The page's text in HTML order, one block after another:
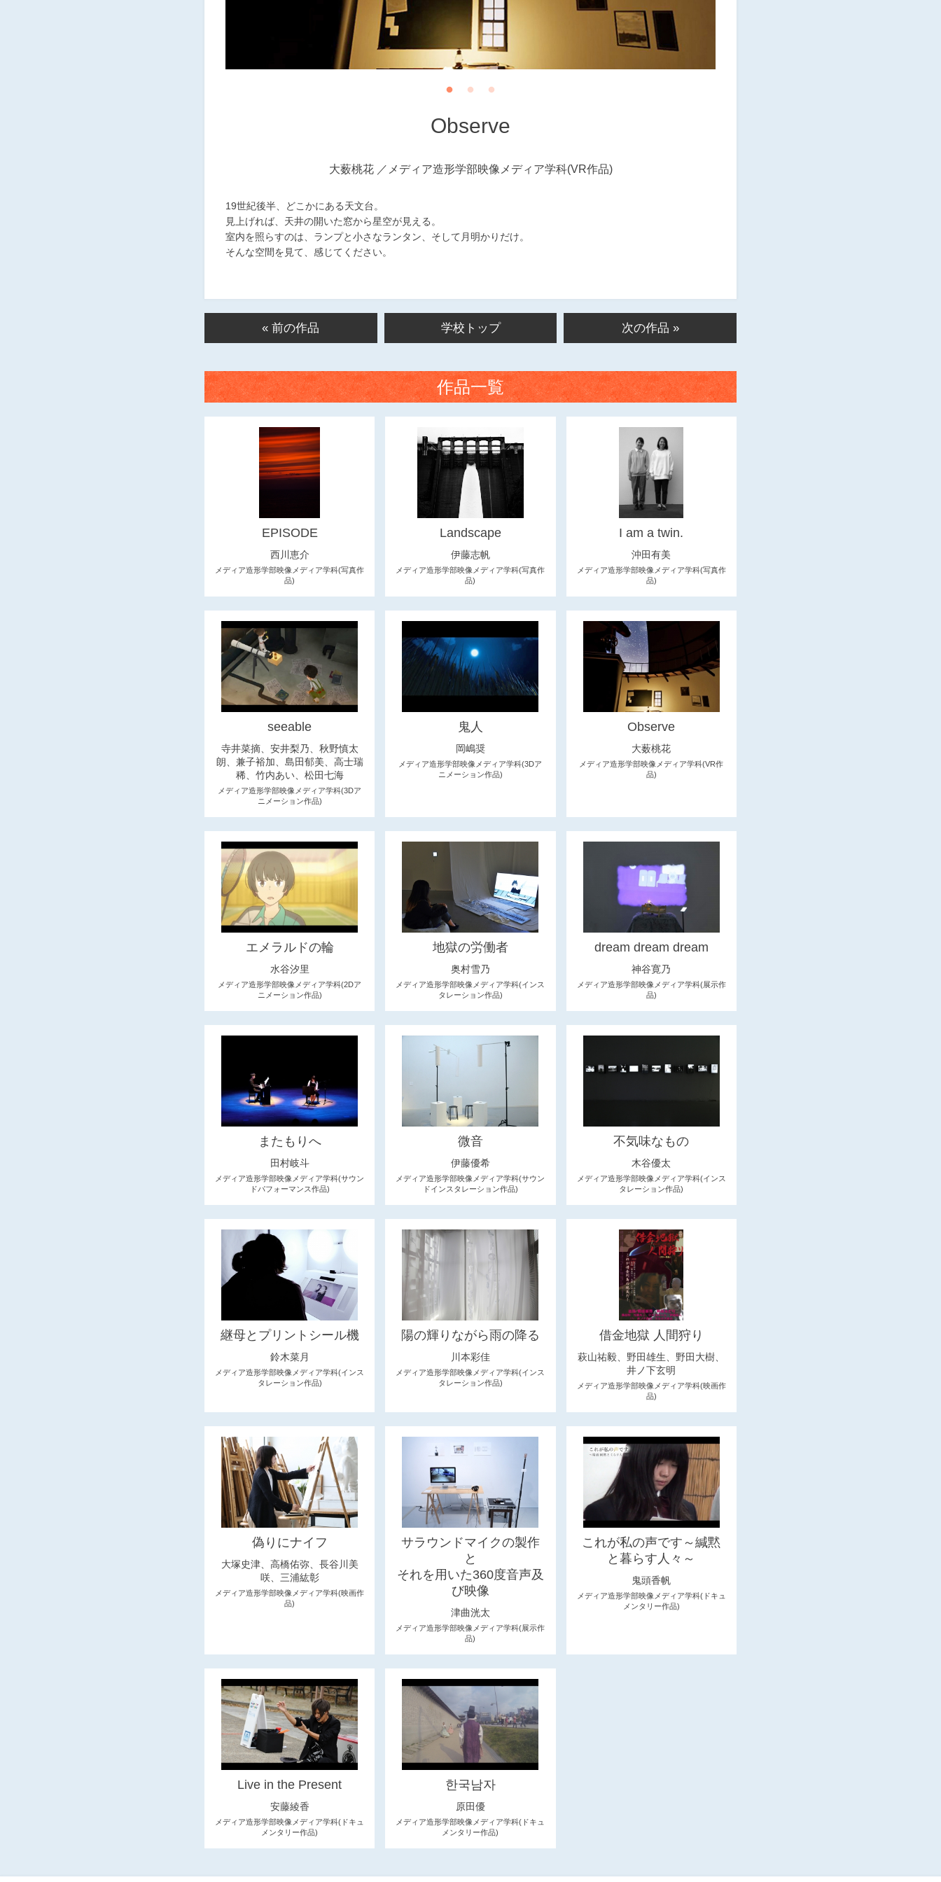
Observe
大薮桃花 メディア造形学部映像メディア学科(VR作品)
19世紀後半、どこかにある天文台。
見上げれば、天井の開いた窓から星空が見える。
室内を照らすのは、ランプと小さなランタン、そして月明かりだけ。
そんな空間を見て、感じてください。
« 前の作品 学校トップ 次の作品 »
作品一覧
EPISODE
西川恵介
メディア造形学部映像メディア学科(写真作
品)
Landscape
伊藤志帆
メディア造形学部映像メディア学科(写真作
品)
I am a twin.
沖田有美
メディア造形学部映像メディア学科(写真作
品)
seeable
寺井菜摘、安井梨乃、秋野慎太
朗、兼子裕加、島田郁美、高士瑞
稀、竹内あい、松田七海
メディア造形学部映像メディア学科(3Dア
ニメーション作品)
鬼人
岡嶋奨
メディア造形学部映像メディア学科(3Dア
ニメーション作品)
Observe
大薮桃花
メディア造形学部映像メディア学科(VR作
品)
エメラルドの輪
水谷汐里
メディア造形学部映像メディア学科(2Dア
ニメーション作品)
地獄の労働者
奥村雪乃
メディア造形学部映像メディア学科(インス
タレーション作品)
dream dream dream
神谷寛乃
メディア造形学部映像メディア学科(展示作
品)
またもりへ
田村岐斗
メディア造形学部映像メディア学科(サウン
ドパフォーマンス作品)
微音
伊藤優希
メディア造形学部映像メディア学科(サウン
ドインスタレーション作品)
不気味なもの
木谷優太
メディア造形学部映像メディア学科(インス
タレーション作品)
継母とプリントシール機
鈴木菜月
メディア造形学部映像メディア学科(インス
タレーション作品)
陽の輝りながら雨の降る
川本彩佳
メディア造形学部映像メディア学科(インス
タレーション作品)
借金地獄 人間狩り
萩山祐毅、野田雄生、野田大樹、
井ノ下玄明
メディア造形学部映像メディア学科(映画作
品)
偽りにナイフ
大塚史津、高橋佑弥、長谷川美
咲、三浦紘彰
メディア造形学部映像メディア学科(映画作
品)
サラウンドマイクの製作
と
それを用いた360度音声及
び映像
津曲洸太
メディア造形学部映像メディア学科(展示作
品)
これが私の声です～緘黙
と暮らす人々～
鬼頭香帆
メディア造形学部映像メディア学科(ドキュ
メンタリー作品)
Live in the Present
安藤綾香
メディア造形学部映像メディア学科(ドキュ
メンタリー作品)
한국남자
原田優
メディア造形学部映像メディア学科(ドキュ
メンタリー作品)